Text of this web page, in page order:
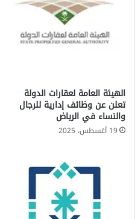
الهيئة العامة لعقارات الدولة
تعلن عن وظائف إدارية للرجال
والنساء في الرياض
19 أغسطس، 2025